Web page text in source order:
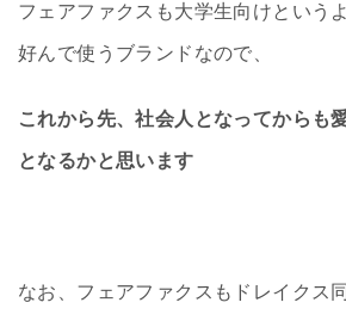
フェアファクスも大学生向けという
好んで使うブランドなので、
これから先、社会人となってからも
となるかと思います
なお、フェアファクスもドレイクス同